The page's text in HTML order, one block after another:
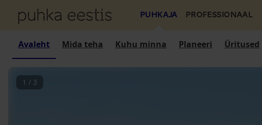
PUHKAJA PROFESSIONAAL
Avaleht Mida teha Kuhu minna Planeeri Üritused
1 / 3